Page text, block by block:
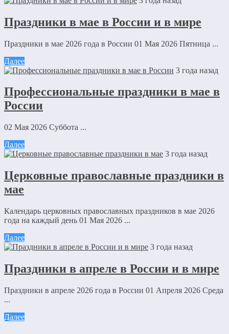
Праздники в мае в России и в мире
Праздники в мае 2026 года в России 01 Мая 2026 Пятница ...
Далее
3 года назад
Профессиональные праздники в мае в
России
02 Мая 2026 Суббота ...
Далее
3 года назад
Церковные православные праздники в
мае
Календарь церковных православных праздников в мае 2026
года на каждый день 01 Мая 2026 ...
Далее
3 года назад
Праздники в апреле в России и в мире
Праздники в апреле 2026 года в России 01 Апреля 2026 Среда
...
Далее